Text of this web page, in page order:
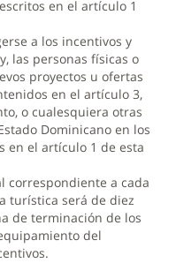
en el artículo 1
a los incentivos y
las personas físicas o
proyectos u ofertas
en el artículo 3,
o cualesquiera otras
Dominicano en los
en el artículo 1 de esta
correspondiente a cada
turística será de diez
de terminación de los
del